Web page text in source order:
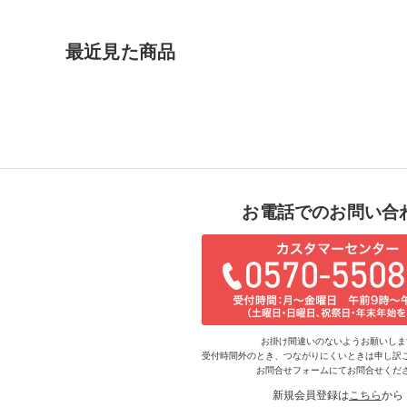
最近見た商品
お電話でのお問い合
お掛け間違いのないようお願いし
受付時間外のとき、つながりにくいときは申し訳
お問合せフォームにてお問合せくだ
新規会員登録はこちらから